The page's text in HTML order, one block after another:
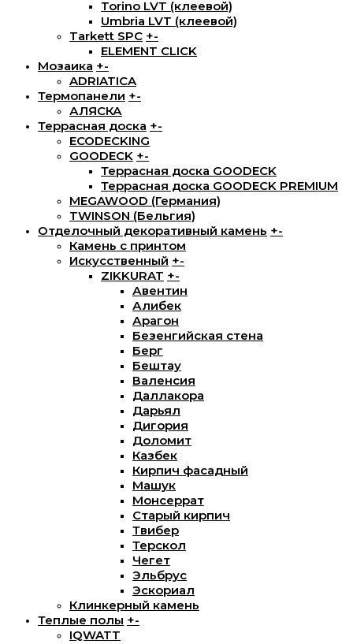
Torino LVT (клеевой)
Umbria LVT (клеевой)
Tarkett SPC +-
ELEMENT CLICK
Мозаика +-
ADRIATICA
Термопанели +-
АЛЯСКА
Террасная доска +-
ECODECKING
GOODECK +-
Террасная доска GOODECK
Террасная доска GOODECK PREMIUM
MEGAWOOD (Германия)
TWINSON (Бельгия)
Отделочный декоративный камень +-
Камень с принтом
Искусственный +-
ZIKKURAT +-
Авентин
Алибек
Арагон
Безенгийская стена
Берг
Бештау
Валенсия
Даллакора
Дарьял
Дигория
Доломит
Казбек
Кирпич фасадный
Машук
Монсеррат
Старый кирпич
Твибер
Терскол
Чегет
Эльбрус
Эскориал
Клинкерный камень
Теплые полы +-
IQWATT